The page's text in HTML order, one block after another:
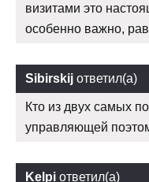
визитами это
особенно важно,
Sibirskij ответил(а)
Кто из двух самых
управляющей
Kelpi ответил(а)